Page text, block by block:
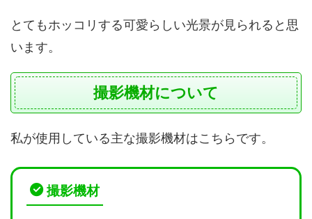
とてもホッコリする可愛らしい光景が見られると思
います。
撮影機材について
私が使用している主な撮影機材はこちらです。
撮影機材